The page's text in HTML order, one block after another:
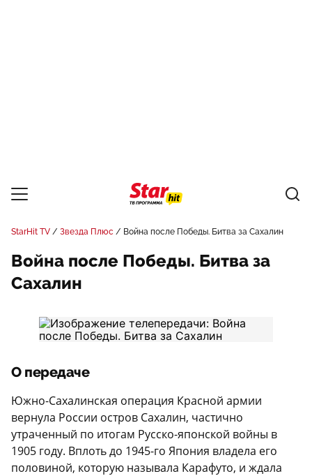
StarHit TV Звезда Плюс Война после Победы. Битва за Сахалин
Война после Победы. Битва за
Сахалин
О передаче
Южно-Сахалинская операция Красной армии
вернула России остров Сахалин, частично
утраченный по итогам Русско-японской войны в
1905 году. Вплоть до 1945-го Япония владела его
половиной, которую называла Карафуто, и ждала